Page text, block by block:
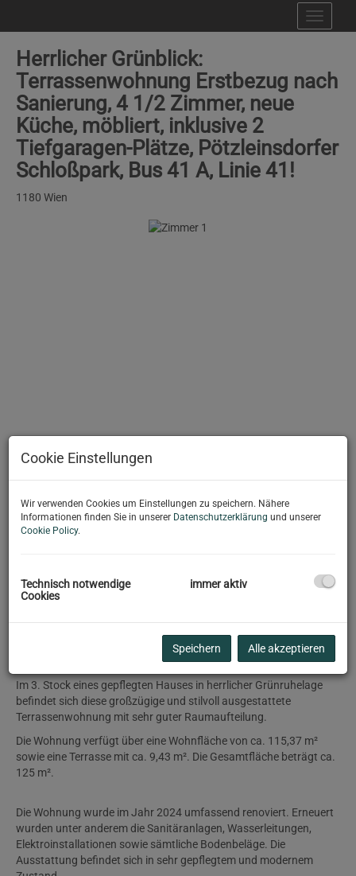
Herrlicher Grünblick:
Terrassenwohnung Erstbezug nach
Sanierung, 4 1/2 Zimmer, neue
Küche, möbliert, inklusive 2
Tiefgaragen-Plätze, Pötzleinsdorfer
Schloßpark, Bus 41 A, Linie 41!
1180 Wien
Im 3. Stock eines gepflegten Hauses in herrlicher Grünruhelage
befindet sich diese großzügige und stilvoll ausgestattete
Terrassenwohnung mit sehr guter Raumaufteilung.
Die Wohnung verfügt über eine Wohnfläche von ca. 115,37 m²
sowie eine Terrasse mit ca. 9,43 m². Die Gesamtfläche beträgt ca.
125 m².
Die Wohnung wurde im Jahr 2024 umfassend renoviert. Erneuert
wurden unter anderem die Sanitäranlagen, Wasserleitungen,
Elektroinstallationen sowie sämtliche Bodenbeläge. Die
Ausstattung befindet sich in sehr gepflegtem und modernem
Cookie Einstellungen
Wir verwenden Cookies um Einstellungen zu speichern. Nähere
Informationen finden Sie in unserer Datenschutzerklärung und unserer
Cookie Policy.
Technisch notwendige
Cookies
immer aktiv
Speichern Alle akzeptieren